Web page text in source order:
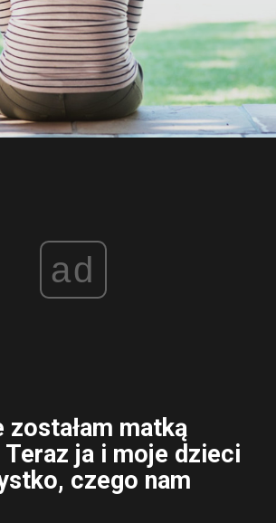
ad
zostałam matką
ja i moje dzieci
czego nam